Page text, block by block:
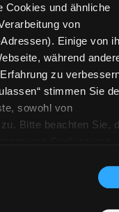
Cookies und ähnliche
von
Einige von
während
zu
stimmen Sie
sowohl von
Bitte beachten Sie,
In diesem